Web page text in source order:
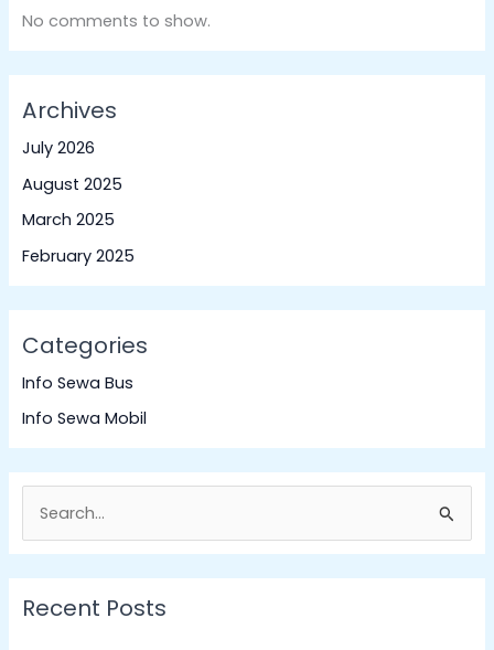
No comments to show.
Archives
July 2026
August 2025
March 2025
February 2025
Categories
Info Sewa Bus
Info Sewa Mobil
e
a
rRecent Posts